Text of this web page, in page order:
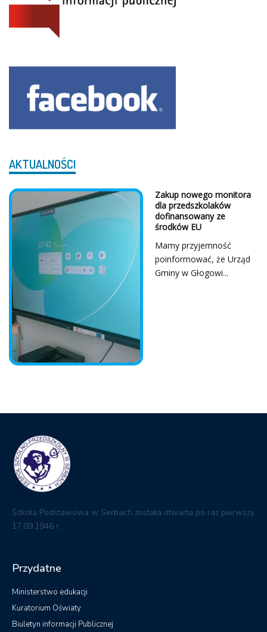
AKTUALNOŚCI
Zakup nowego monitora
dla przedszkolaków
dofinansowany ze
środków EU
Mamy przyjemność
poinformować, że Urząd
Gminy w Głogowi...
Szkoła Podstawowa w Serbach została otwarta po raz pierwszy
17.09.1946 r.
Przydatne
Ministerstwo edukacji
Kuratorium Oświaty
Biuletyn informacji Publicznej